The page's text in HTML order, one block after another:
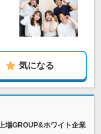
気になる
場GROUP&ホワイト企業